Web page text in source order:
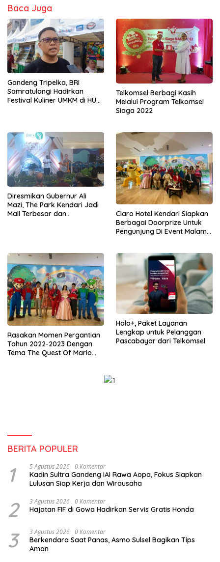
Baca Juga
Gandeng Tripelka, BRI
Samratulangi Hadirkan
Festival Kuliner UMKM di HUT
Telkomsel Berbagi Kasih
Melalui Program Telkomsel
Siaga 2022
Diresmikan Gubernur Ali
Mazi, The Park Kendari Jadi
Mall Terbesar dan
Claro Hotel Kendari Siapkan
Berbagai Doorprize Untuk
Pengunjung Di Event Malam
Rasakan Momen Pergantian
Tahun 2022-2023 Dengan
Tema The Quest Of Mario
Halo+, Paket Layanan
Lengkap untuk Pelanggan
Pascabayar dari Telkomsel
BERITA POPULER
1 5 Agustus 2026 0 Komentar
Kadin Sultra Gandeng IAI Rawa Aopa, Fokus Siapkan
Lulusan Siap Kerja dan Wirausaha
2 3 Agustus 2026 0 Komentar
Hajatan FIF di Gowa Hadirkan Servis Gratis Honda
3 3 Agustus 2026 0 Komentar
Berkendara Saat Panas, Asmo Sulsel Bagikan Tips
Aman